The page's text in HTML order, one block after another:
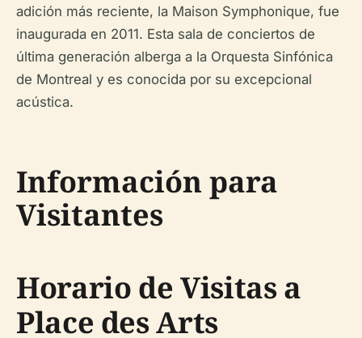
adición más reciente, la Maison Symphonique, fue
inaugurada en 2011. Esta sala de conciertos de
última generación alberga a la Orquesta Sinfónica
de Montreal y es conocida por su excepcional
acústica.
Información para
Visitantes
Horario de Visitas a
Place des Arts